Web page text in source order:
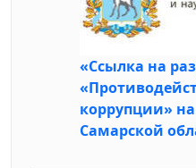
«Ссылка на
коррупции»
Самарской